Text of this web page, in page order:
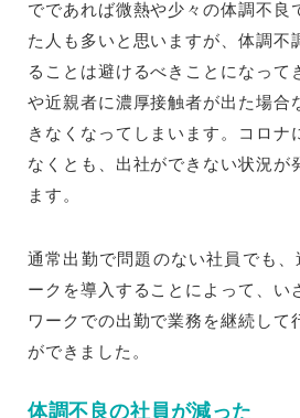
でであれば微熱や少々の体調不良
た人も多いと思いますが、体調不
ることは避けるべきことになって
や近親者に濃厚接触者が出た場合
きなくなってしまいます。コロナ
なくとも、出社ができない状況が
ます。
通常出勤で問題のない社員でも
ークを導入することによって、い
ワークでの出勤で業務を継続して
ができました。
体調不良の社員が減った